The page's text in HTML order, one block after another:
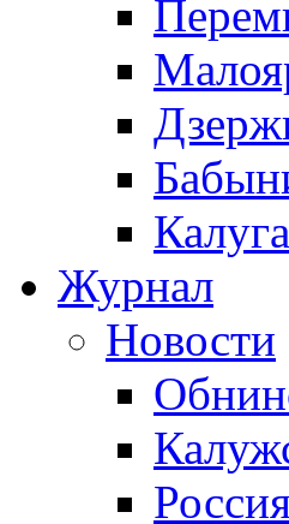
Калуга
Журнал
Новости